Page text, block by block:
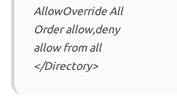
AllowOverride All
Order allow,deny
allow from all
</Directory>